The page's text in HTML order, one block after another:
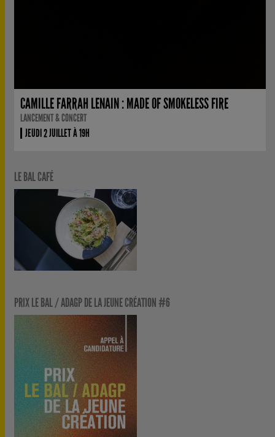
CAMILLE FARRAH LENAIN : MADE OF SMOKELESS FIRE
LANCEMENT & CONCERT
JEUDI 2 JUILLET À 19H
LE BAL CAFÉ
PRIX LE BAL / ADAGP DE LA JEUNE CRÉATION #6